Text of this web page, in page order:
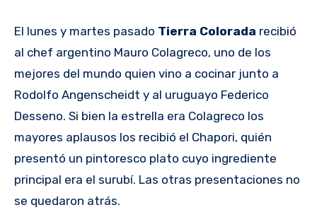
El lunes y martes pasado Tierra Colorada recibió
al chef argentino Mauro Colagreco, uno de los
mejores del mundo quien vino a cocinar junto a
Rodolfo Angenscheidt y al uruguayo Federico
Desseno. Si bien la estrella era Colagreco los
mayores aplausos los recibió el Chapori, quién
presentó un pintoresco plato cuyo ingrediente
principal era el surubí. Las otras presentaciones no
se quedaron atrás.